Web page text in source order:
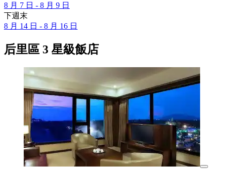
8 月 7 日 - 8 月 9 日
下週末
8 月 14 日 - 8 月 16 日
后里區 3 星級飯店